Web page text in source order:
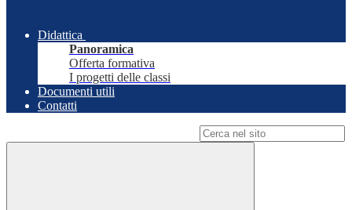
Didattica
Panoramica
Offerta formativa
I progetti delle classi
Documenti utili
Contatti